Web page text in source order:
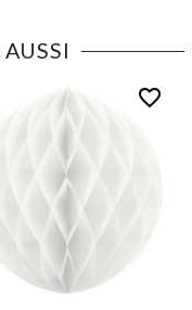
favorite_border